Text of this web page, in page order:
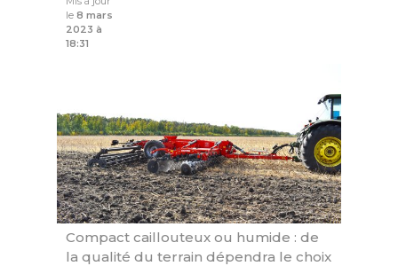
le 8 mars
2023 à
18:31
Compact caillouteux ou humide : de
la qualité du terrain dépendra le choix